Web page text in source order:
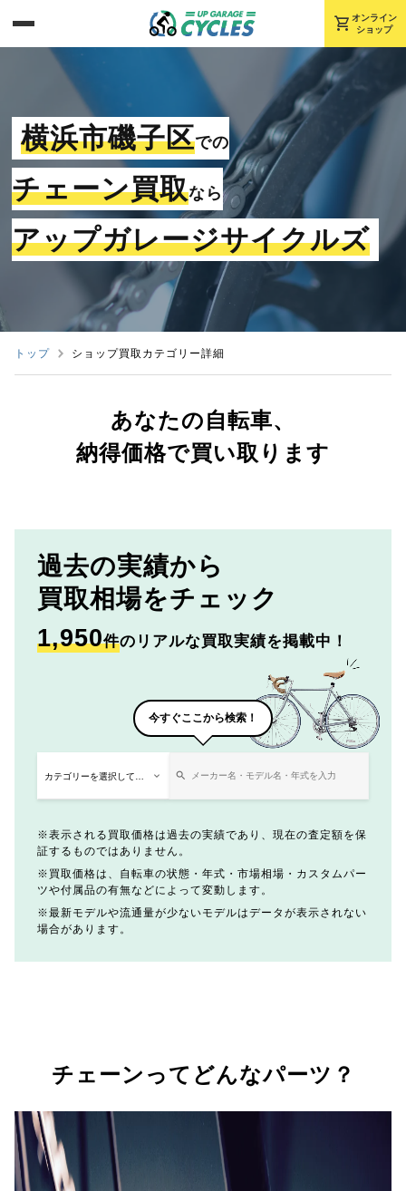
shopping_cart オンライン
ショップ
横浜市磯子区での
チェーン買取なら
アップガレージサイクルズ
トップ ショップ買取カテゴリー詳細
あなたの自転車、
納得価格で買い取ります
過去の実績から
買取相場をチェック
1,950件のリアルな買取実績を掲載中！
今すぐここから検索！
表示される買取価格は過去の実績であり、現在の査定額を保
証するものではありません。
買取価格は、自転車の状態・年式・市場相場・カスタムパー
ツや付属品の有無などによって変動します。
最新モデルや流通量が少ないモデルはデータが表示されない
場合があります。
チェーンってどんなパーツ？